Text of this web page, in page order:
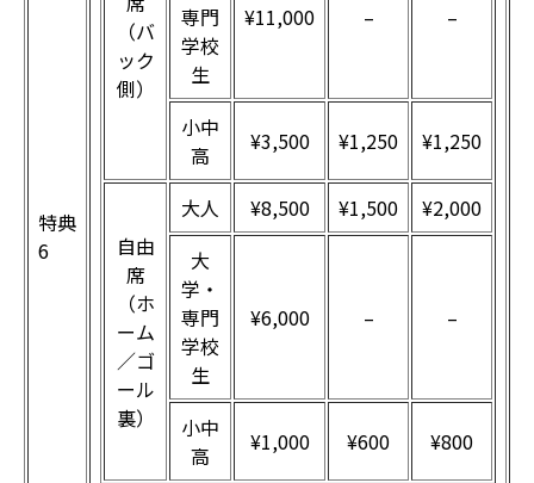
特典
6
（バ
ック
側）
専門
学校
生
¥11,000 – –
小中
高
¥3,500 ¥1,250 ¥1,250
自由
席
（ホ
ーム
／ゴ
ール
裏）
大人 ¥8,500 ¥1,500
¥2,000
大
学・
専門
学校
生
¥6,000 – –
小中
高
¥1,000 ¥600
¥800